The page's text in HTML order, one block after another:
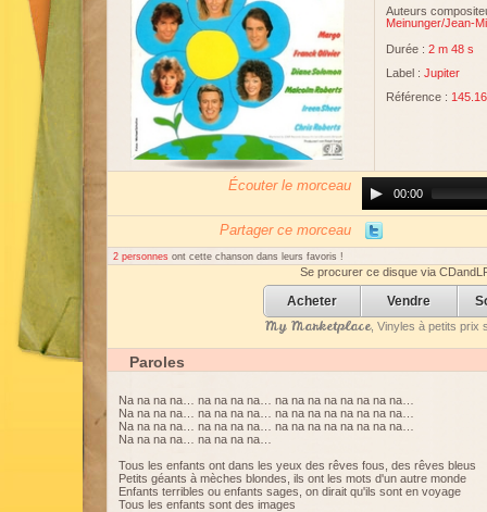
Auteurs
Meinunger/Jean-
Durée : 2 m 48 s
Label : Jupiter
Référence :
Écouter le morceau
Player00:00
Partager ce morceau
2 personnes ont cette chanson dans leurs favoris !
Se procurer ce disque via
Acheter Vendre
My Marketplace, Vinyles à petits prix
Paroles
Na na na na… na na na na… na na na na na na na na…
Na na na na… na na na na… na na na na na na na na…
Na na na na… na na na na… na na na na na na na na…
Na na na na… na na na na…
Tous les enfants ont dans les yeux des rêves fous, des rêves bleus
Petits géants à mèches blondes, ils ont les mots d'un autre monde
Enfants terribles ou enfants sages, on dirait qu'ils sont en voyage
Tous les enfants sont des images